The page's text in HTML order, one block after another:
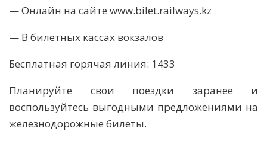
— Онлайн на сайте www.bilet.railways.kz
— В билетных кассах вокзалов
Бесплатная горячая линия: 1433
Планируйте свои поездки заранее и
воспользуйтесь выгодными предложениями на
железнодорожные билеты.